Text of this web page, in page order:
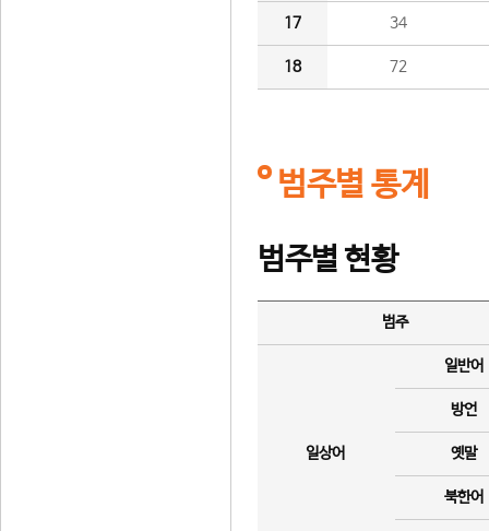
17 34
18 72
범주별 통계
범주별 현황
범주
일상어
일반어
방언
옛말
북한어